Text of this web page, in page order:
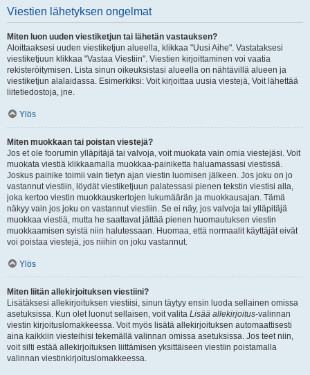
Viestien lähetyksen ongelmat
Miten luon uuden viestiketjun tai lähetän vastauksen?
Aloittaaksesi uuden viestiketjun alueella, klikkaa "Uusi Aihe". Vastataksesi
viestiketjuun klikkaa "Vastaa Viestiin". Viestien kirjoittaminen voi vaatia
rekisteröitymisen. Lista sinun oikeuksistasi alueella on nähtävillä alueen ja
viestiketjun alalaidassa. Esimerkiksi: Voit kirjoittaa uusia viestejä, Voit lähettää
liitetiedostoja, jne.
Ylös
Miten muokkaan tai poistan viestejä?
Jos et ole foorumin ylläpitäjä tai valvoja, voit muokata vain omia viestejäsi. Voit
muokata viestiä klikkaamalla muokkaa-painiketta haluamassasi viestissä.
Joskus painike toimii vain tietyn ajan viestin luomisen jälkeen. Jos joku on jo
vastannut viestiin, löydät viestiketjuun palatessasi pienen tekstin viestisi alla,
joka kertoo viestin muokkauskertojen lukumäärän ja muokkausajan. Tämä
näkyy vain jos joku on vastannut viestiin. Se ei näy, jos valvoja tai ylläpitäjä
muokkaa viestiä, mutta he saattavat jättää pienen huomautuksen viestin
muokkaamisen syistä niin halutessaan. Huomaa, että normaalit käyttäjät eivät
voi poistaa viestejä, jos niihin on joku vastannut.
Ylös
Miten liitän allekirjoituksen viestiini?
Lisätäksesi allekirjoituksen viestiisi, sinun täytyy ensin luoda sellainen omissa
asetuksissa. Kun olet luonut sellaisen, voit valita Lisää allekirjoitus-valinnan
viestin kirjoituslomakkeessa. Voit myös lisätä allekirjoituksen automaattisesti
aina kaikkiin viesteihisi tekemällä valinnan omissa asetuksissa. Jos teet niin,
voit silti estää allekirjoituksen liittämisen yksittäiseen viestiin poistamalla
valinnan viestinkirjoituslomakkeessa.